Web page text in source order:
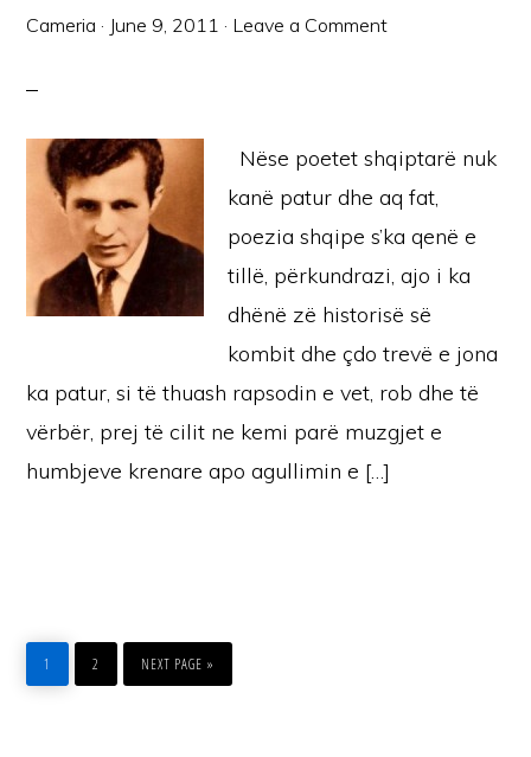
Cameria · June 9, 2011 · Leave a Comment
Nëse poetet shqiptarë nuk
kanë patur dhe aq fat,
poezia shqipe s’ka qenë e
tillë, përkundrazi, ajo i ka
dhënë zë historisë së
kombit dhe çdo trevë e jona
ka patur, si të thuash rapsodin e vet, rob dhe të
vërbër, prej të cilit ne kemi parë muzgjet e
humbjeve krenare apo agullimin e […]
PAGE
1
PAGE
2
GO
TO
NEXT PAGE »